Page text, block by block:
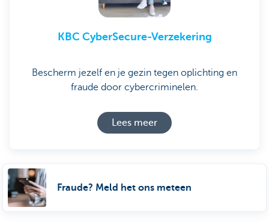
KBC CyberSecure-Verzekering
Bescherm jezelf en je gezin tegen oplichting en
fraude door cybercriminelen.
Lees meer
Fraude? Meld het ons meteen